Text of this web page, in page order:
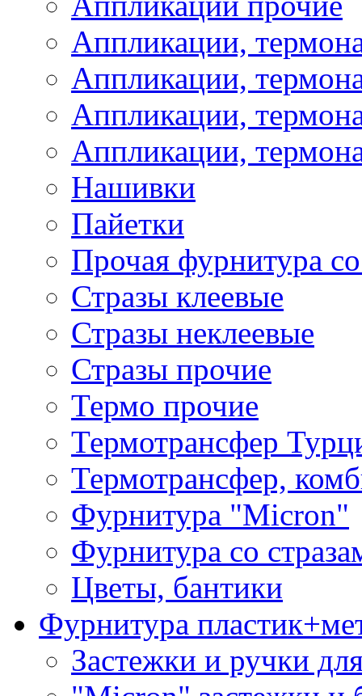
Аппликации,
Аппликации,
Аппликации,
Аппликации,
Нашивки
Пайетки
Прочая фурнитура
Стразы клеевые
Стразы неклеевые
Стразы прочие
Термо прочие
Термотрансфер
Термотрансфер,
Фурнитура "Micron"
Фурнитура со
Цветы, бантики
Фурнитура
Застежки и ручки